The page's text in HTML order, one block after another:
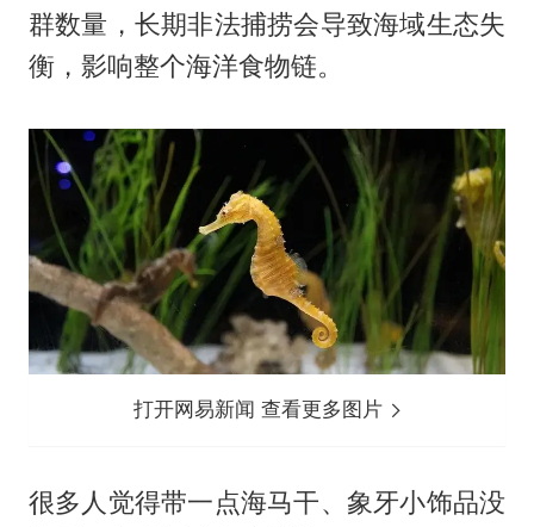
群数量，长期非法捕捞会导致海域生态失
衡，影响整个海洋食物链。
打开网易新闻 查看更多图片
很多人觉得带一点海马干、象牙小饰品没